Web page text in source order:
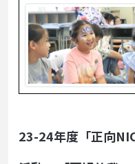
23-24年度「正向